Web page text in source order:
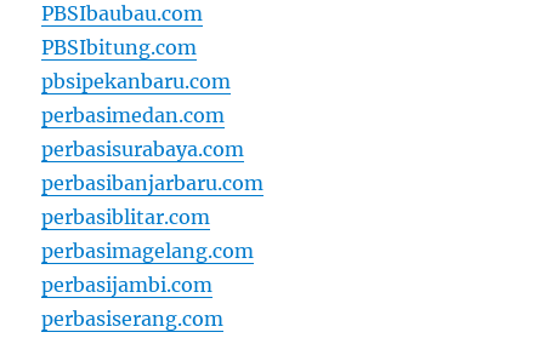
PBSIbaubau.com
PBSIbitung.com
pbsipekanbaru.com
perbasimedan.com
perbasisurabaya.com
perbasibanjarbaru.com
perbasiblitar.com
perbasimagelang.com
perbasijambi.com
perbasiserang.com